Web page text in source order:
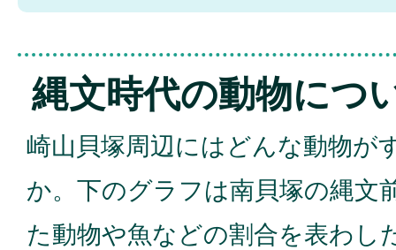
縄文時代の動物につ
崎山貝塚周辺にはどんな動物が
か。下のグラフは南貝塚の縄文
た動物や魚などの割合を表わし